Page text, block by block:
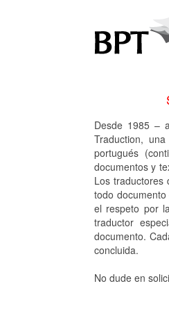
Desde 1985 –
Traduction,
portugués
documentos y
Los traductores
todo
el respeto por
traductor
documento.
concluida.
No dude en